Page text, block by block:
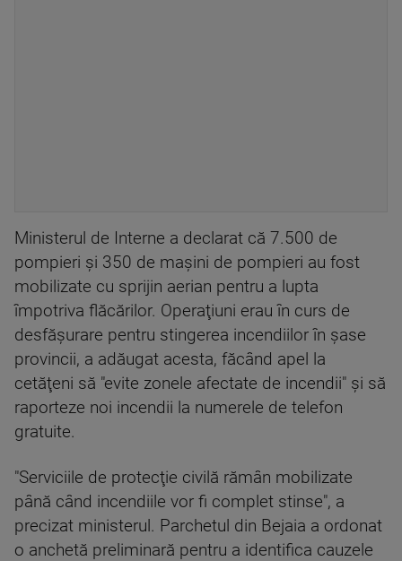
Ministerul de Interne a declarat că 7.500 de
pompieri şi 350 de maşini de pompieri au fost
mobilizate cu sprijin aerian pentru a lupta
împotriva flăcărilor. Operaţiuni erau în curs de
desfăşurare pentru stingerea incendiilor în şase
provincii, a adăugat acesta, făcând apel la
cetăţeni să "evite zonele afectate de incendii" şi să
raporteze noi incendii la numerele de telefon
gratuite.
"Serviciile de protecţie civilă rămân mobilizate
până când incendiile vor fi complet stinse", a
precizat ministerul. Parchetul din Bejaia a ordonat
o anchetă preliminară pentru a identifica cauzele